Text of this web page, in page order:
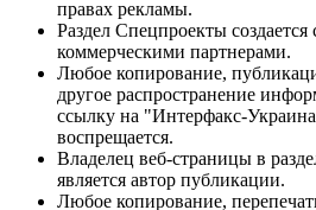
правах рекламы.
Раздел Спецпроекты создается
коммерческими партнерами.
Любое копирование,
другое распространение
ссылку на "Интерфакс-
воспрещается.
Владелец веб-страницы в
является автор публикации.
Любое копирование,